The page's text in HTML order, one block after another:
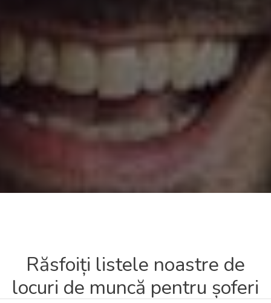
Răsfoiți listele noastre de
locuri de muncă pentru șoferi